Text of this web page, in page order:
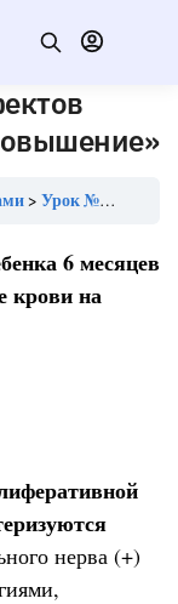
Урок №18 «одним из эффектов паратгормона является повышение»
6 месяцев
крови на
нерва (+)